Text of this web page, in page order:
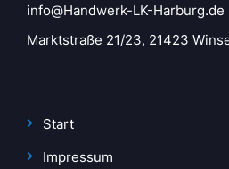
info@Handwerk-LK-Harburg.de
Marktstraße 21/23, 21423
Start
Impressum